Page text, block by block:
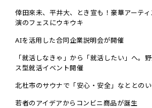
倖田來未、平井大、とき宣も！豪華アーティ
演のフェスにウキウキ
AIを活用した合同企業説明会が開催
「就活しなきゃ」から「就活したい」へ。
ス型就活イベント開催
北杜市のサウナで「安心・安全」なととの
若者のアイデアからコンビニ商品が誕生